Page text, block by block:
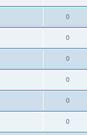
0
0
0
0
0
0